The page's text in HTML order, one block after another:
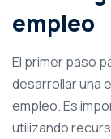
empleo
El primer paso
desarrollar una
empleo. Es
utilizando